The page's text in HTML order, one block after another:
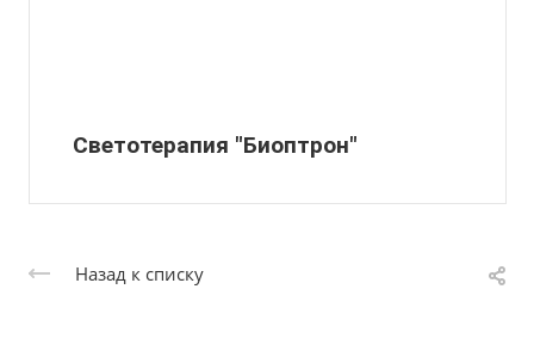
Светотерапия "Биоптрон"
Назад к списку